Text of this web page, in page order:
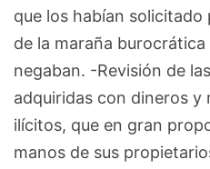
que los habían solicitado
de la maraña
negaban. -Revisión de
adquiridas con dineros y
ilícitos, que en gran
manos de sus